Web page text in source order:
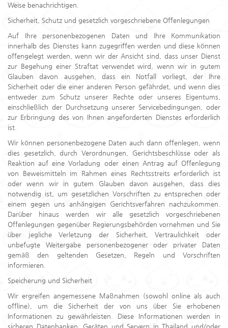
Weise benachrichtigen.
Sicherheit, Schutz und gesetzlich vorgeschriebene Offenlegungen
Auf Ihre personenbezogenen Daten und Ihre Kommunikation
innerhalb des Dienstes kann zugegriffen werden und diese können
offengelegt werden, wenn wir der Ansicht sind, dass unser Dienst
zur Begehung einer Straftat verwendet wird, wenn wir in gutem
Glauben davon ausgehen, dass ein Notfall vorliegt, der Ihre
Sicherheit oder die einer anderen Person gefährdet, und wenn dies
entweder zum Schutz unserer Rechte oder unseres Eigentums,
einschließlich der Durchsetzung unserer Servicebedingungen, oder
zur Erbringung des von Ihnen angeforderten Dienstes erforderlich
ist.
Wir können personenbezogene Daten auch dann offenlegen, wenn
dies gesetzlich, durch Verordnungen, Gerichtsbeschlüsse oder als
Reaktion auf eine Vorladung oder einen Antrag auf Offenlegung
von Beweismitteln im Rahmen eines Rechtsstreits erforderlich ist
oder wenn wir in gutem Glauben davon ausgehen, dass dies
notwendig ist, um gesetzlichen Vorschriften zu entsprechen oder
einem gegen uns anhängigen Gerichtsverfahren nachzukommen.
Darüber hinaus werden wir alle gesetzlich vorgeschriebenen
Offenlegungen gegenüber Regierungsbehörden vornehmen und Sie
über jegliche Verletzung der Sicherheit, Vertraulichkeit oder
unbefugte Weitergabe personenbezogener oder privater Daten
gemäß den geltenden Gesetzen, Regeln und Vorschriften
informieren.
Speicherung und Sicherheit
Wir ergreifen angemessene Maßnahmen (sowohl online als auch
offline), um die Sicherheit der von uns über Sie erhobenen
Informationen zu gewährleisten. Diese Informationen werden in
sicheren Datenbanken, Geräten und Servern in Thailand und/oder